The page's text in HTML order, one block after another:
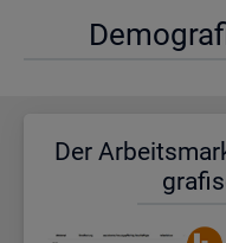
Der